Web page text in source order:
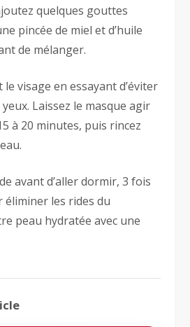
quelques gouttes
pincée de miel et d’huile
de mélanger.
visage en essayant d’éviter
Laissez le masque agir
à 20 minutes, puis rincez
avant d’aller dormir, 3 fois
éliminer les rides du
peau hydratée avec une